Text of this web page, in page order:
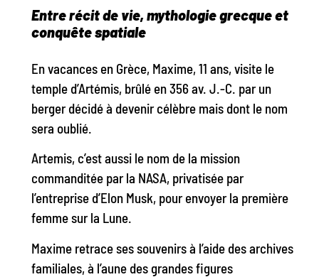
Entre récit de vie, mythologie grecque et
conquête spatiale
En vacances en Grèce, Maxime, 11 ans, visite le
temple d’Artémis, brûlé en 356 av. J.-C. par un
berger décidé à devenir célèbre mais dont le nom
sera oublié.
Artemis, c’est aussi le nom de la mission
commanditée par la NASA, privatisée par
l’entreprise d’Elon Musk, pour envoyer la première
femme sur la Lune.
Maxime retrace ses souvenirs à l’aide des archives
familiales, à l’aune des grandes figures